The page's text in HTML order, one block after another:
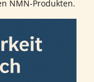
NMN-Produkten.